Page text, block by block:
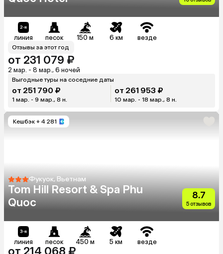
линия песок 150 м 6 км везде
Отзывы за этот год
от 231 079 ₽
2 мар. - 8 мар., 6 ночей
Выгодные туры на соседние даты
от 251 790 ₽
1 мар. - 9 мар., 8 н.
от 261 953 ₽
10 мар. - 18 мар., 8 н.
Кешбэк + 4 281
Фукуок, Вьетнам
Tom Hill Resort & Spa Phu
Quoc
8.7
5 отзывов
линия песок 450 м 5 км везде
от 214 068 ₽